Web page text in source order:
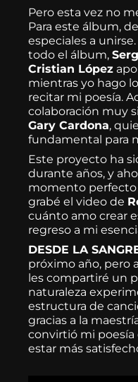
Pero esta vez no
Para este álbum,
especiales a unirse.
todo el álbum,
Cristian López
mientras yo hago
recitar mi poesía.
colaboración muy
Gary Cardona,
fundamental para
Este proyecto ha
durante años, y
momento perfecto
grabé el video de
cuánto amo crear
regreso a mi
DESDE LA
próximo año, pero
les compartiré un
naturaleza
estructura de
gracias a la
convirtió mi poesía
estar más